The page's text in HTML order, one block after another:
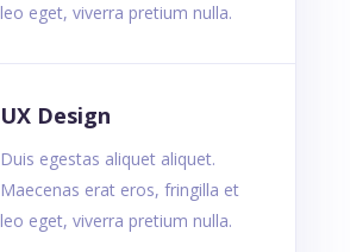
leo eget, viverra pretium nulla.
UX Design
Duis egestas aliquet aliquet.
Maecenas erat eros, fringilla et
leo eget, viverra pretium nulla.